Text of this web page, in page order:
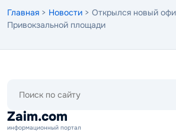
Главная > Новости > Открылся новый
Привокзальной площади
сайту
Zaim.com
информационный портал